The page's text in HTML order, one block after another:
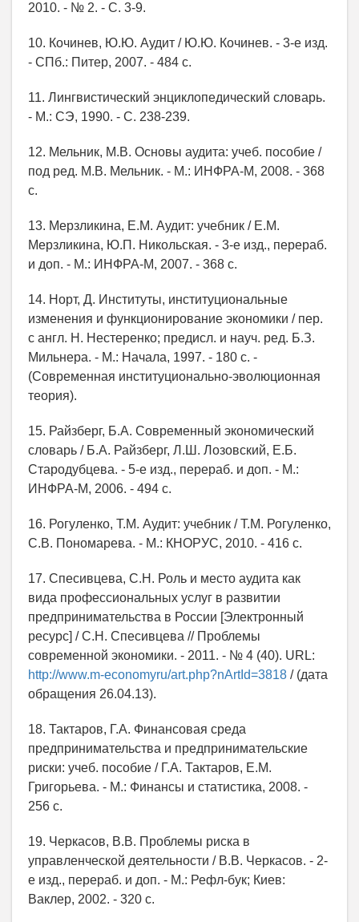
2010. - № 2. - С. 3-9.
10. Кочинев, Ю.Ю. Аудит / Ю.Ю. Кочинев. - 3-е изд.
- СПб.: Питер, 2007. - 484 с.
11. Лингвистический энциклопедический словарь.
- М.: СЭ, 1990. - С. 238-239.
12. Мельник, М.В. Основы аудита: учеб. пособие /
под ред. М.В. Мельник. - М.: ИНФРА-М, 2008. - 368
с.
13. Мерзликина, Е.М. Аудит: учебник / Е.М.
Мерзликина, Ю.П. Никольская. - 3-е изд., перераб.
и доп. - М.: ИНФРА-М, 2007. - 368 с.
14. Норт, Д. Институты, институциональные
изменения и функционирование экономики / пер.
с англ. Н. Нестеренко; предисл. и науч. ред. Б.З.
Мильнера. - М.: Начала, 1997. - 180 с. -
(Современная институционально-эволюционная
теория).
15. Райзберг, Б.А. Современный экономический
словарь / Б.А. Райзберг, Л.Ш. Лозовский, Е.Б.
Стародубцева. - 5-е изд., перераб. и доп. - М.:
ИНФРА-М, 2006. - 494 с.
16. Рогуленко, Т.М. Аудит: учебник / Т.М. Рогуленко,
С.В. Пономарева. - М.: КНОРУС, 2010. - 416 с.
17. Спесивцева, С.Н. Роль и место аудита как
вида профессиональных услуг в развитии
предпринимательства в России [Электронный
ресурс] / С.Н. Спесивцева // Проблемы
современной экономики. - 2011. - № 4 (40). URL:
http://www.m-economyru/art.php?nArtId=3818 / (дата
обращения 26.04.13).
18. Тактаров, Г.А. Финансовая среда
предпринимательства и предпринимательские
риски: учеб. пособие / Г.А. Тактаров, Е.М.
Григорьева. - М.: Финансы и статистика, 2008. -
256 с.
19. Черкасов, В.В. Проблемы риска в
управленческой деятельности / В.В. Черкасов. - 2-
е изд., перераб. и доп. - М.: Рефл-бук; Киев:
Ваклер, 2002. - 320 с.